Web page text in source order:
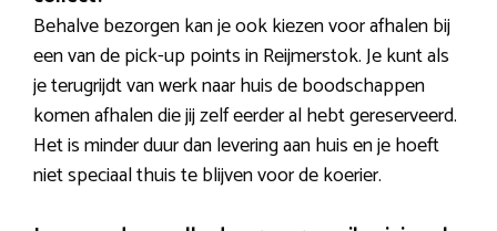
Behalve bezorgen kan je ook kiezen voor afhalen bij
een van de pick-up points in Reijmerstok. Je kunt als
je terugrijdt van werk naar huis de boodschappen
komen afhalen die jij zelf eerder al hebt gereserveerd.
Het is minder duur dan levering aan huis en je hoeft
niet speciaal thuis te blijven voor de koerier.